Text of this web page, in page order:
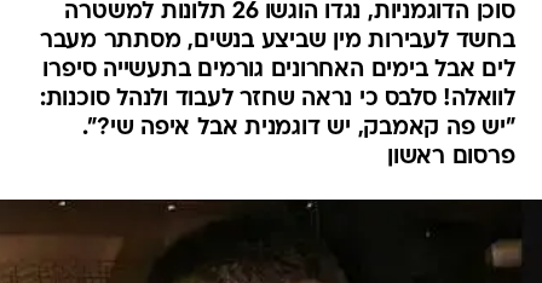
סוכן הדוגמניות, נגדו הוגשו 26 תלונות למשטרה
בחשד לעבירות מין שביצע בנשים, מסתתר מעבר
לים אבל בימים האחרונים גורמים בתעשייה סיפרו
לוואלה! סלבס כי נראה שחזר לעבוד ולנהל סוכנות:
"יש פה קאמבק, יש דוגמנית אבל איפה שי?".
פרסום ראשון